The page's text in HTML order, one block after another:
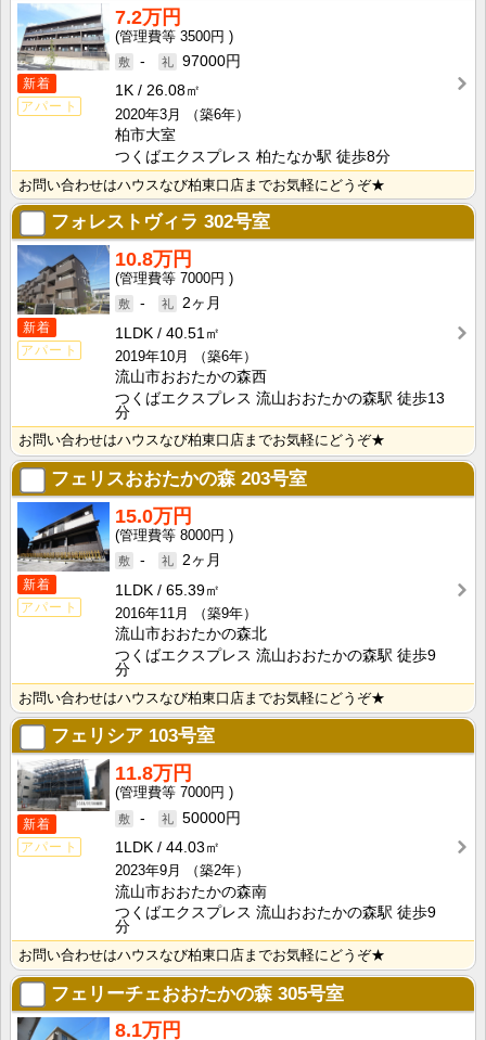
新着
アパート
7.2万円
3500円
-
97000円
1K
26.08㎡
2020年3月
（築6年）
柏市大室
つくばエクスプレス 柏たなか駅 徒歩8分
お問い合わせはハウスなび柏東口店までお気軽にどうぞ★
フォレストヴィラ 302号室
新着
アパート
10.8万円
7000円
-
2ヶ月
1LDK
40.51㎡
2019年10月
（築6年）
流山市おおたかの森西
つくばエクスプレス 流山おおたかの森駅 徒歩13
分
お問い合わせはハウスなび柏東口店までお気軽にどうぞ★
フェリスおおたかの森203号室
新着
アパート
15.0万円
8000円
-
2ヶ月
1LDK
65.39㎡
2016年11月
（築9年）
流山市おおたかの森北
つくばエクスプレス 流山おおたかの森駅 徒歩9
分
お問い合わせはハウスなび柏東口店までお気軽にどうぞ★
フェリシア 103号室
新着
アパート
11.8万円
7000円
-
50000円
1LDK
44.03㎡
2023年9月
（築2年）
流山市おおたかの森南
つくばエクスプレス 流山おおたかの森駅 徒歩9
分
お問い合わせはハウスなび柏東口店までお気軽にどうぞ★
フェリーチェおおたかの森 305号室
8.1万円